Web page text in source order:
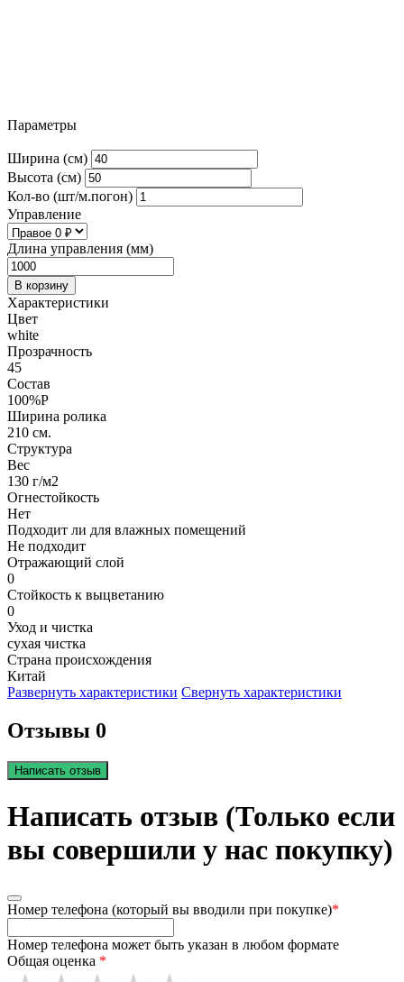
Параметры
Ширина (см)
Высота (см)
Кол-во (шт/м.погон)
Управление
Длина управления (мм)
В корзину
Характеристики
Цвет
white
Прозрачность
45
Состав
100%P
Ширина ролика
210 см.
Структура
Вес
130 г/м2
Огнестойкость
Нет
Подходит ли для влажных помещений
Не подходит
Отражающий слой
0
Стойкость к выцветанию
0
Уход и чистка
сухая чистка
Страна происхождения
Китай
Развернуть характеристики Свернуть характеристики
Отзывы 0
Написать отзыв
Написать отзыв (Только если
вы совершили у нас покупку)
Номер телефона (который вы вводили при покупке)*
Номер телефона может быть указан в любом формате
Общая оценка *